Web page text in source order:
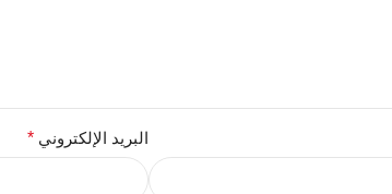
البريد الإلكتروني *